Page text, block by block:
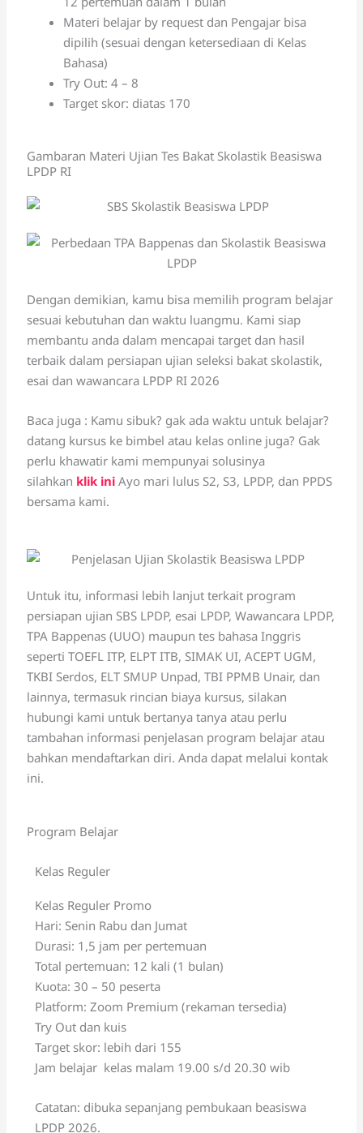
Materi belajar by request dan Pengajar bisa
dipilih (sesuai dengan ketersediaan di Kelas
Bahasa)
Try Out: 4 – 8
Target skor: diatas 170
Gambaran Materi Ujian Tes Bakat Skolastik Beasiswa
LPDP RI
Dengan demikian, kamu bisa memilih program belajar
sesuai kebutuhan dan waktu luangmu. Kami siap
membantu anda dalam mencapai target dan hasil
terbaik dalam persiapan ujian seleksi bakat skolastik,
esai dan wawancara LPDP RI 2026
Baca juga : Kamu sibuk? gak ada waktu untuk belajar?
datang kursus ke bimbel atau kelas online juga? Gak
perlu khawatir kami mempunyai solusinya
silahkan klik ini Ayo mari lulus S2, S3, LPDP, dan PPDS
bersama kami.
Untuk itu, informasi lebih lanjut terkait program
persiapan ujian SBS LPDP, esai LPDP, Wawancara LPDP,
TPA Bappenas (UUO) maupun tes bahasa Inggris
seperti TOEFL ITP, ELPT ITB, SIMAK UI, ACEPT UGM,
TKBI Serdos, ELT SMUP Unpad, TBI PPMB Unair, dan
lainnya, termasuk rincian biaya kursus, silakan
hubungi kami untuk bertanya tanya atau perlu
tambahan informasi penjelasan program belajar atau
bahkan mendaftarkan diri. Anda dapat melalui kontak
ini.
Program Belajar
Kelas Reguler
Kelas Reguler Promo
Hari: Senin Rabu dan Jumat
Durasi: 1,5 jam per pertemuan
Total pertemuan: 12 kali (1 bulan)
Kuota: 30 – 50 peserta
Platform: Zoom Premium (rekaman tersedia)
Try Out dan kuis
Target skor: lebih dari 155
Jam belajar kelas malam 19.00 s/d 20.30 wib
Catatan: dibuka sepanjang pembukaan beasiswa
LPDP 2026.